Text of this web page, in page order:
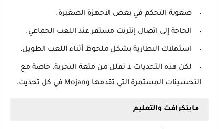
صعوبة التحكم في بعض الأجهزة الصغيرة.
الحاجة إلى اتصال إنترنت مستقر عند اللعب الجماعي.
استهلاك البطارية بشكل ملحوظ أثناء اللعب الطويل.
لكن هذه التحديات لا تقلل من متعة التجربة، خاصة مع
التحسينات المستمرة التي تقدمها Mojang في كل تحديث.
ماينكرافت والتعليم